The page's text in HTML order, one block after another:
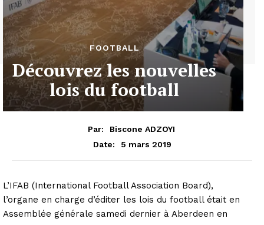
FOOTBALL
Découvrez les nouvelles
lois du football
Par:
Biscone ADZOYI
Date:
5 mars 2019
L’IFAB (International Football Association Board),
l’organe en charge d’éditer les lois du football était en
Assemblée générale samedi dernier à Aberdeen en